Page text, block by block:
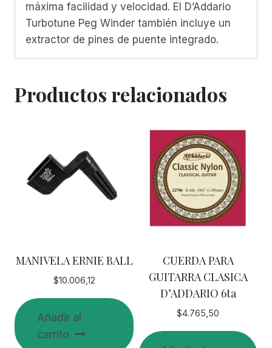
máxima facilidad y velocidad. El D’Addario
Turbotune Peg Winder también incluye un
extractor de pines de puente integrado.
Productos relacionados
MANIVELA ERNIE BALL
$10.006,12
Añadir al
carrito
CUERDA PARA
GUITARRA CLASICA
D’ADDARIO 6ta
$4.765,50